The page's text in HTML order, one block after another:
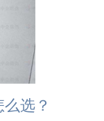
选？